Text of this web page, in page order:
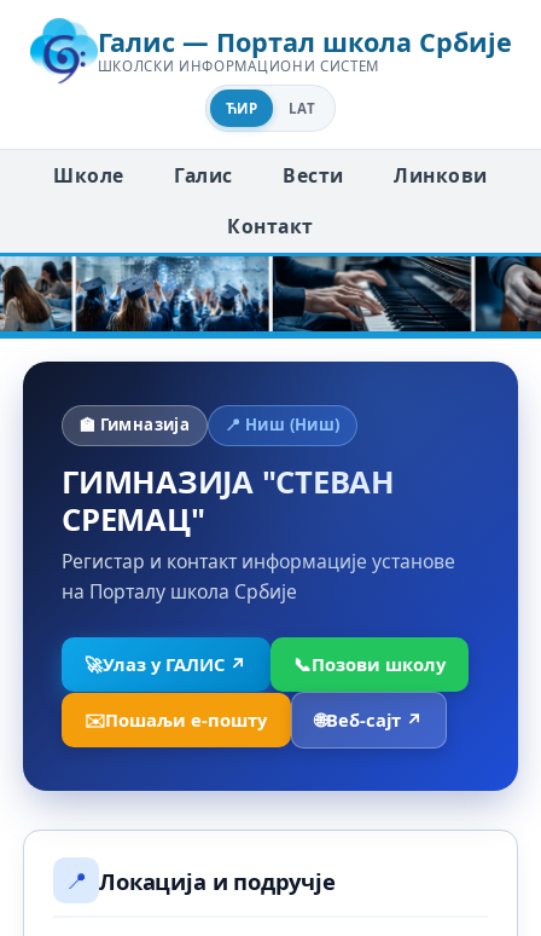
Галис — Портал школа Србије
ШКОЛСКИ ИНФОРМАЦИОНИ СИСТЕМ
ЋИР LAT
Школе Галис Вести
Линкови
Контакт
🏫 Гимназија 📍 Ниш (Ниш)
ГИМНАЗИЈА "СТЕВАН
СРЕМАЦ"
Регистар и контакт информације установе
на Порталу школа Србије
🚀Улаз у ГАЛИС ↗ 📞Позови школу
✉️Пошаљи е-пошту 🌐Веб-сајт ↗
📍 Локација и подручје